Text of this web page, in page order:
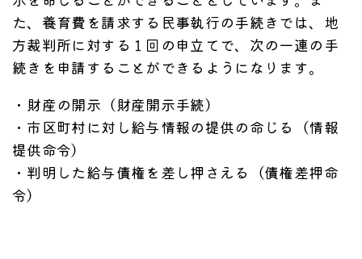
た、養育費を請求する民事執行の手続きでは、地
方裁判所に対する１回の申立てで、次の一連の手
続きを申請することができるようになります。
・財産の開示（財産開示手続）
・市区町村に対し給与情報の提供の命じる（情報
提供命令）
・判明した給与債権を差し押さえる（債権差押命
令）